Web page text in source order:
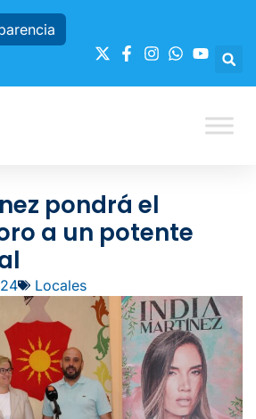
pondrá el
a un potente
Locales